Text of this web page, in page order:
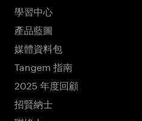
學習中心
產品藍圖
媒體資料包
Tangem 指南
2025 年度回顧
招賢納士